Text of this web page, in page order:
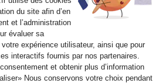
gouvernement.fr